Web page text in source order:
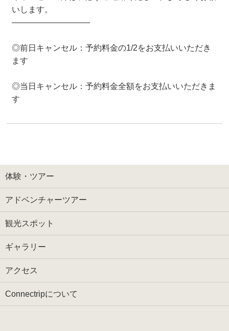
いします。
—————————–
◎前日キャンセル：予約料金の1/2をお支払いいただき
ます
◎当日キャンセル：予約料金全額をお支払いいただきま
す
体験・ツアー
アドベンチャーツアー
観光スポット
ギャラリー
アクセス
Connectripについて